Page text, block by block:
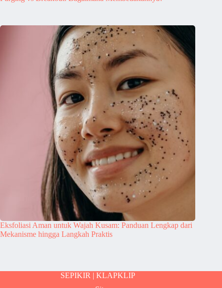
Eksfoliasi Aman untuk Wajah Kusam: Panduan Lengkap dari
Mekanisme hingga Langkah Praktis
SEPIKIR | KLAPKLIP